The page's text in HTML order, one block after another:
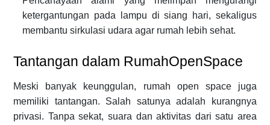
ketergantungan pada lampu di siang hari, sekaligus
membantu sirkulasi udara agar rumah lebih sehat.
Tantangan dalam RumahOpenSpace
Meski banyak keunggulan, rumah open space juga
memiliki tantangan. Salah satunya adalah kurangnya
privasi. Tanpa sekat, suara dan aktivitas dari satu area